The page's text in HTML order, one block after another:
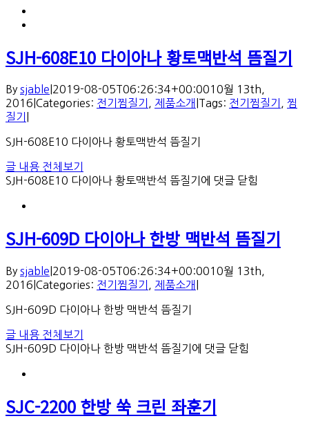
SJH-608E10 다이아나 황토맥반석 뜸질기
By sjable 2019-08-05T06:26:34+00:0010월 13th,
2016 Categories: 전기찜질기 , 제품소개 Tags: 전기찜질기 , 찜
질기
SJH-608E10 다이아나 황토맥반석 뜸질기
글 내용 전체보기
SJH-608E10 다이아나 황토맥반석 뜸질기 에 댓글 닫힘
SJH-609D 다이아나 한방 맥반석 뜸질기
By sjable 2019-08-05T06:26:34+00:0010월 13th,
2016 Categories: 전기찜질기 , 제품소개
SJH-609D 다이아나 한방 맥반석 뜸질기
글 내용 전체보기
SJH-609D 다이아나 한방 맥반석 뜸질기 에 댓글 닫힘
SJC-2200 한방 쑥 크린 좌훈기